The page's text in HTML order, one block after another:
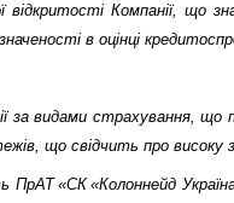
відкритості Компанії, що
в оцінці
видами страхування, що
що свідчить про високу
ПрАТ «СК «Колоннейд